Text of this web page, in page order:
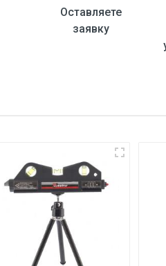
Силумин
F34901-3 (гайка)
Хром
Оставляете
заявку